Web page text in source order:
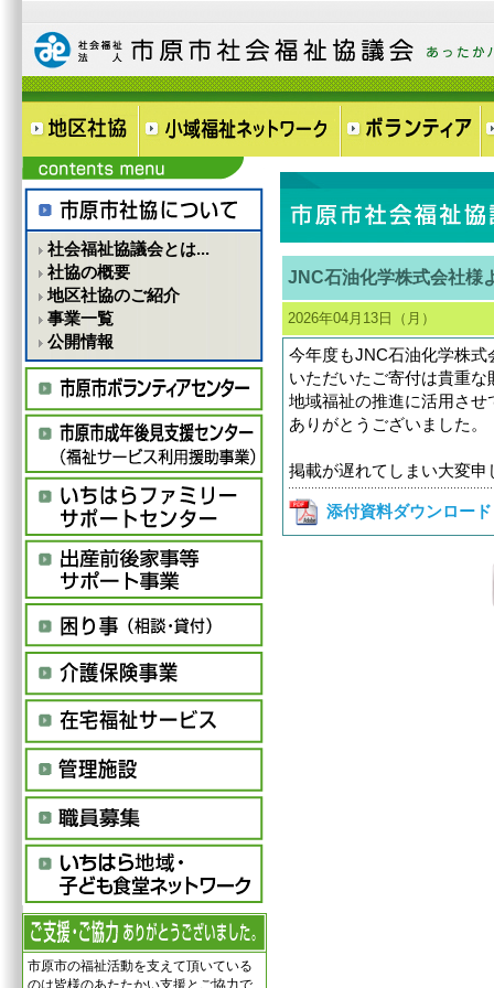
社会福祉協議会とは...
社協の概要
地区社協のご紹介
事業一覧
公開情報
市原市の福祉活動を支えて頂いている
のは皆様のあたたかい支援とご協力で
JNC石油化学株式会社様
2026年04月13日（月）
今年度もJNC石油化学株
いただいたご寄付は貴重な
地域福祉の推進に活用させ
ありがとうございました。
掲載が遅れてしまい大変
添付資料ダウンロード